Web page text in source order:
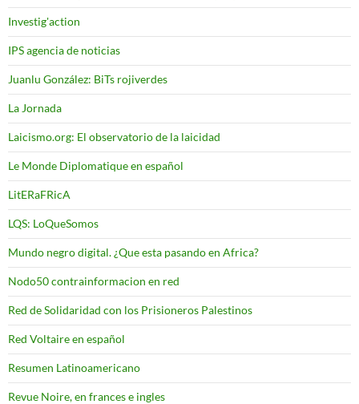
Investig'action
IPS agencia de noticias
Juanlu González: BiTs rojiverdes
La Jornada
Laicismo.org: El observatorio de la laicidad
Le Monde Diplomatique en español
LitERaFRicA
LQS: LoQueSomos
Mundo negro digital. ¿Que esta pasando en Africa?
Nodo50 contrainformacion en red
Red de Solidaridad con los Prisioneros Palestinos
Red Voltaire en español
Resumen Latinoamericano
Revue Noire, en frances e ingles